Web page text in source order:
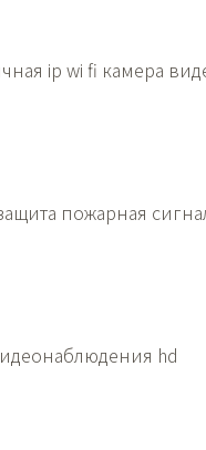
ip wi fi камера
пожарная
hd